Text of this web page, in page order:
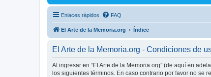
Enlaces rápidos FAQ
El Arte de la Memoria.org Índice
El Arte de la Memoria.org - Condiciones de
Al ingresar en “El Arte de la Memoria.org” (de aquí en
los siguientes términos. En caso contrario por favor no se